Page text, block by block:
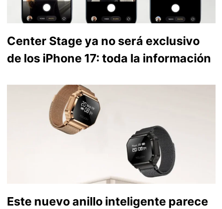
Center Stage ya no será exclusivo
de los iPhone 17: toda la información
Este nuevo anillo inteligente parece